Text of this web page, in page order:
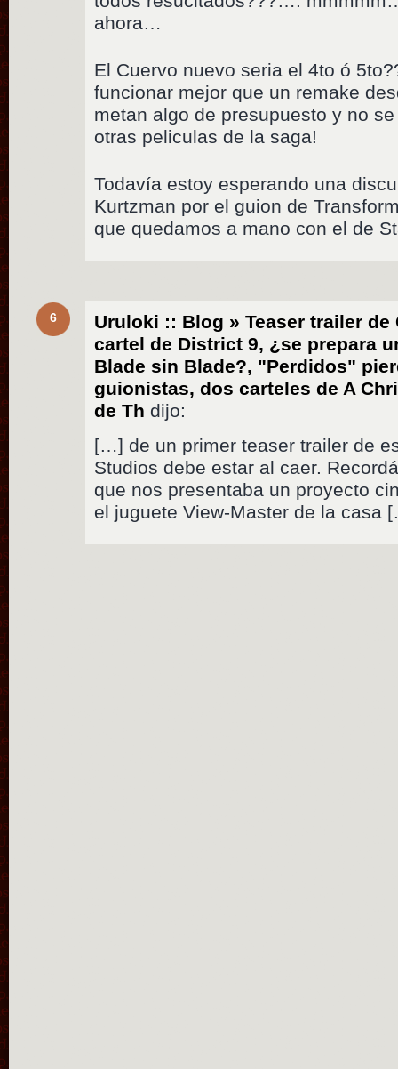
ahora…
El Cuervo nuevo seria el 4to ó
funcionar mejor que un remake
metan algo de presupuesto y no
otras peliculas de la saga!
Todavía estoy esperando una
Kurtzman por el guion de
que quedamos a mano con el de
6
Uruloki :: Blog » Teaser trailer de
cartel de District 9, ¿se prepara
Blade sin Blade?, "Perdidos"
guionistas, dos carteles de A
de Th dijo:
[…] de un primer teaser trailer de
Studios debe estar al caer.
que nos presentaba un proyecto
el juguete View-Master de la casa